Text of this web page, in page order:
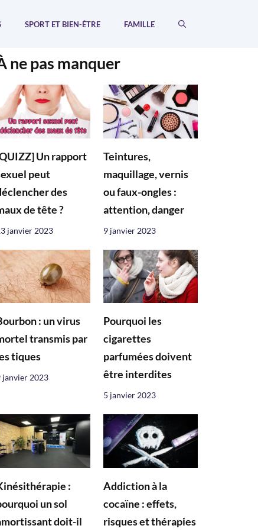
SPORT ET BIEN-ÊTRE FAMILLE
ne pas manquer
Un rapport
peut
des
de tête ?
janvier 2023
Teintures,
maquillage, vernis
ou faux-ongles :
attention, danger
9 janvier 2023
: un virus
transmis par
tiques
janvier 2023
Pourquoi les
cigarettes
parfumées doivent
être interdites
5 janvier 2023
:
un sol
doit-il
Addiction à la
cocaïne : effets,
risques et thérapies